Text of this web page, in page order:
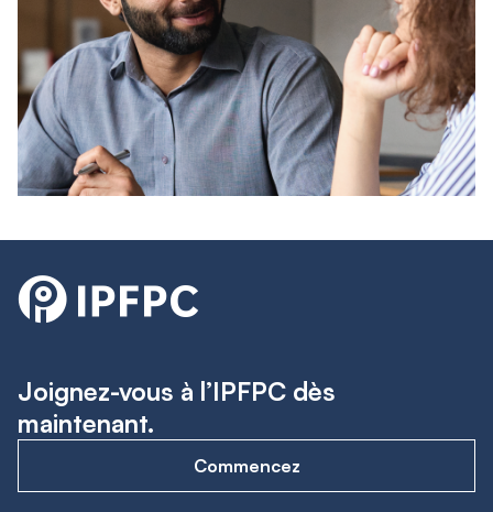
Joignez-vous à l’IPFPC dès
maintenant.
Commencez